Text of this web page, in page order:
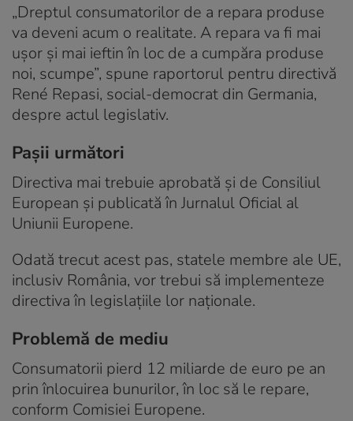
„Dreptul consumatorilor de a repara produse
va deveni acum o realitate. A repara va fi mai
ușor și mai ieftin în loc de a cumpăra produse
noi, scumpe”, spune raportorul pentru directivă
René Repasi, social-democrat din Germania,
despre actul legislativ.
Pașii următori
Directiva mai trebuie aprobată și de Consiliul
European și publicată în Jurnalul Oficial al
Uniunii Europene.
Odată trecut acest pas, statele membre ale UE,
inclusiv România, vor trebui să implementeze
directiva în legislațiile lor naționale.
Problemă de mediu
Consumatorii pierd 12 miliarde de euro pe an
prin înlocuirea bunurilor, în loc să le repare,
conform Comisiei Europene.